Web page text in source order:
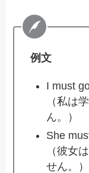
例文
I must
（私は
ん。）
She
（彼女
せん。）